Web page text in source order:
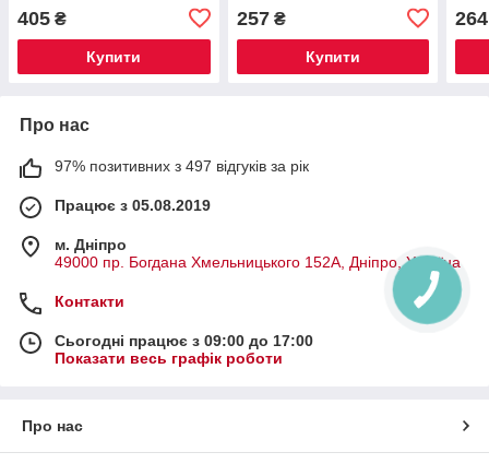
405 ₴
Купити
257₴
Купити
264
Про нас
97% позитивних з 497 відгуків за рік
Працює з 05.08.2019
м. Дніпро
49000 пр. Богдана Хмельницького 152А, Дніпро, Україна
Контакти
Сьогодні працює з 09:00 до 17:00
Показати весь графік роботи
Про нас